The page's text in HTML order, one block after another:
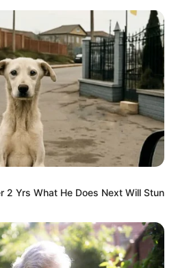
com resina
2 Yrs What He Does Next Will Stun